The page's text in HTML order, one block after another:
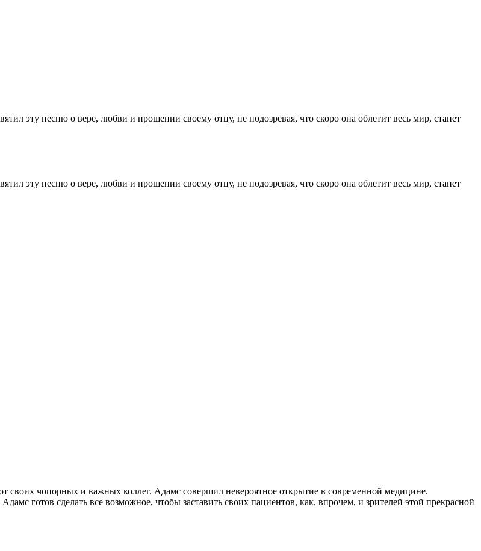
эту песню о вере, любви и прощении своему отцу, не подозревая, что скоро она облетит весь мир, станет
эту песню о вере, любви и прощении своему отцу, не подозревая, что скоро она облетит весь мир, станет
своих чопорных и важных коллег. Адамс совершил невероятное открытие в современной медицине.
готов сделать все возможное, чтобы заставить своих пациентов, как, впрочем, и зрителей этой прекрасной